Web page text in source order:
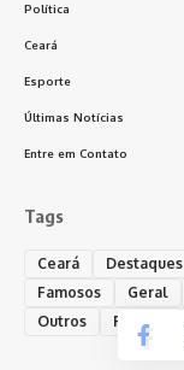
Política
Ceará
Esporte
Últimas Notícias
Entre em Contato
Tags
Ceará Destaques
Famosos
Geral
Outros
Policial